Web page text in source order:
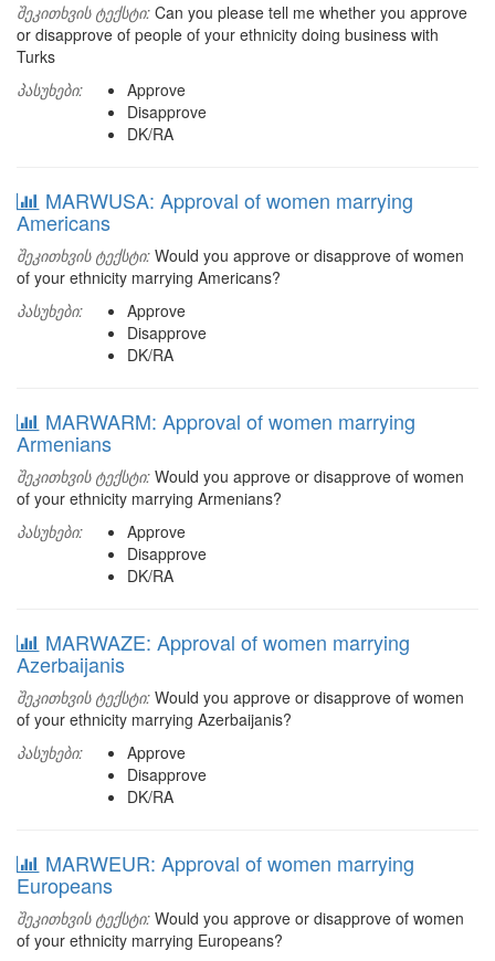
შეკითხვის ტექსტი: Can you please tell me whether you approve
or disapprove of people of your ethnicity doing business with
Turks
პასუხები:
Approve
Disapprove
DK/RA
MARWUSA: Approval of women marrying
Americans
შეკითხვის ტექსტი: Would you approve or disapprove of women
of your ethnicity marrying Americans?
პასუხები:
Approve
Disapprove
DK/RA
MARWARM: Approval of women marrying
Armenians
შეკითხვის ტექსტი: Would you approve or disapprove of women
of your ethnicity marrying Armenians?
პასუხები:
Approve
Disapprove
DK/RA
MARWAZE: Approval of women marrying
Azerbaijanis
შეკითხვის ტექსტი: Would you approve or disapprove of women
of your ethnicity marrying Azerbaijanis?
პასუხები:
Approve
Disapprove
DK/RA
MARWEUR: Approval of women marrying
Europeans
შეკითხვის ტექსტი: Would you approve or disapprove of women
of your ethnicity marrying Europeans?